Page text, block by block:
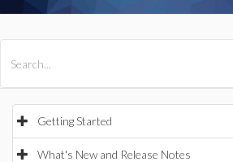
Getting Started
What's New and Release Notes